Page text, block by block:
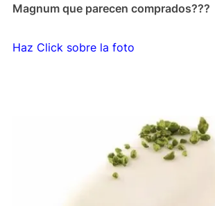
Magnum que parecen comprados???
Haz Click sobre la foto